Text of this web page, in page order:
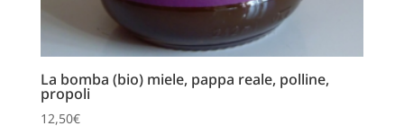
La bomba (bio) miele, pappa reale, polline,
propoli
12,50€